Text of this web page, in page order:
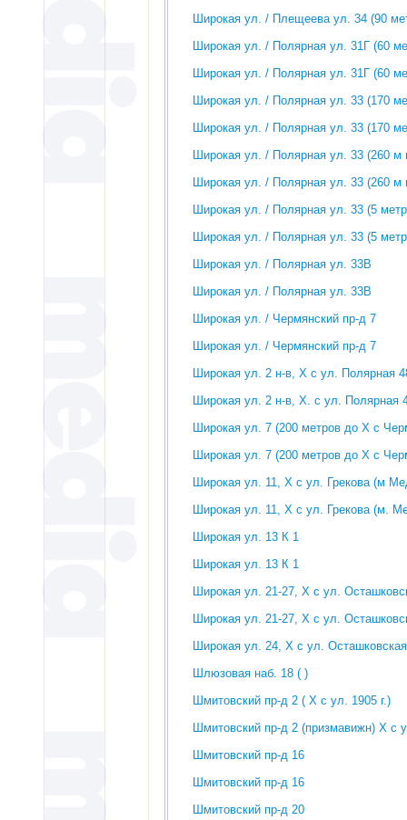
Широкая ул. / Плещеева ул. 34 (90
Широкая ул. / Полярная ул. 31Г (60
Широкая ул. / Полярная ул. 31Г (60
Широкая ул. / Полярная ул. 33 (170
Широкая ул. / Полярная ул. 33 (170
Широкая ул. / Полярная ул. 33 (260
Широкая ул. / Полярная ул. 33 (260
Широкая ул. / Полярная ул. 33 (5
Широкая ул. / Полярная ул. 33 (5
Широкая ул. / Полярная ул. 33В
Широкая ул. / Полярная ул. 33В
Широкая ул. / Чермянский пр-д 7
Широкая ул. / Чермянский пр-д 7
Широкая ул. 2 н-в, Х с ул. Полярная
Широкая ул. 2 н-в, Х. с ул. Полярная
Широкая ул. 7 (200 метров до Х с
Широкая ул. 7 (200 метров до Х с
Широкая ул. 11, Х с ул. Грекова (м
Широкая ул. 11, Х с ул. Грекова (м.
Широкая ул. 13 К 1
Широкая ул. 13 К 1
Широкая ул. 21-27, Х с ул.
Широкая ул. 21-27, Х с ул.
Широкая ул. 24, Х с ул. Осташковская
Шлюзовая наб. 18 ( )
Шмитовский пр-д 2 ( Х с ул. 1905 г.)
Шмитовский пр-д 2 (призмавижн) Х с
Шмитовский пр-д 16
Шмитовский пр-д 16
Шмитовский пр-д 20